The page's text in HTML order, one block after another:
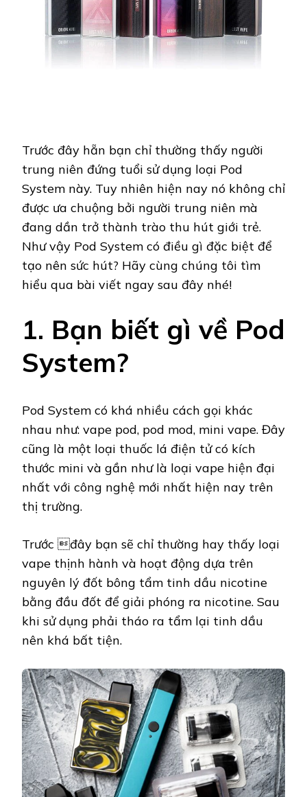
Trước đây hẵn bạn chỉ thường thấy người
trung niên đứng tuổi sử dụng loại Pod
System này. Tuy nhiên hiện nay nó không chỉ
được ưa chuộng bởi người trung niên mà
đang dần trở thành trào thu hút giới trẻ.
Như vậy Pod System có điều gì đặc biệt để
tạo nên sức hút? Hãy cùng chúng tôi tìm
hiểu qua bài viết ngay sau đây nhé!
1. Bạn biết gì về Pod
System?
Pod System có khá nhiều cách gọi khác
nhau như: vape pod, pod mod, mini vape. Đây
cũng là một loại thuốc lá điện tử có kích
thước mini và gần như là loại vape hiện đại
nhất với công nghệ mới nhất hiện nay trên
thị trường.
Trước đây bạn sẽ chỉ thường hay thấy loại
vape thịnh hành và hoạt động dựa trên
nguyên lý đốt bông tẩm tinh dầu nicotine
bằng đầu đốt để giải phóng ra nicotine. Sau
khi sử dụng phải tháo ra tẩm lại tinh dầu
nên khá bất tiện.